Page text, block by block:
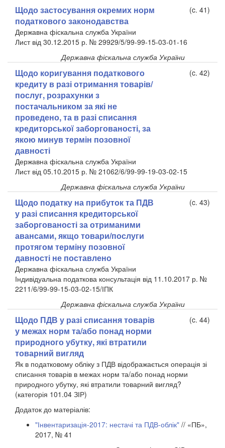
Щодо застосування окремих норм
податкового законодавства
(c. 41)
Державна фіскальна служба України
Лист від 30.12.2015 р. № 29929/5/99-99-15-03-01-16
Державна фіскальна служба України
Щодо коригування податкового
кредиту в разі отримання товарів/
послуг, розрахунки з
постачальником за які не
проведено, та в разі списання
кредиторської заборгованості, за
якою минув термін позовної
давності
(c. 42)
Державна фіскальна служба України
Лист від 05.10.2015 р. № 21062/6/99-99-19-03-02-15
Державна фіскальна служба України
Щодо податку на прибуток та ПДВ
у разі списання кредиторської
заборгованості за отриманими
авансами, якщо товари/послуги
протягом терміну позовної
давності не поставлено
(c. 43)
Державна фіскальна служба України
Індивідуальна податкова консультація від 11.10.2017 р. №
2211/6/99-99-15-03-02-15/ІПК
Державна фіскальна служба України
Щодо ПДВ у разі списання товарів
у межах норм та/або понад норми
природного убутку, які втратили
товарний вигляд
(c. 44)
Як в податковому обліку з ПДВ відображається операція зі
списання товарів в межах норм та/або понад норми
природного убутку, які втратили товарний вигляд?
(категорія 101.04 ЗІР)
Додаток до матеріалів:
"Інвентаризація-2017: нестачі та ПДВ-облік" // «ПБ»,
2017, № 41